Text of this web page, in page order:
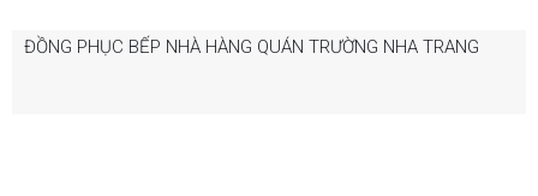
ĐỒNG PHỤC BẾP NHÀ HÀNG QUÁN TRƯỜNG NHA TRANG